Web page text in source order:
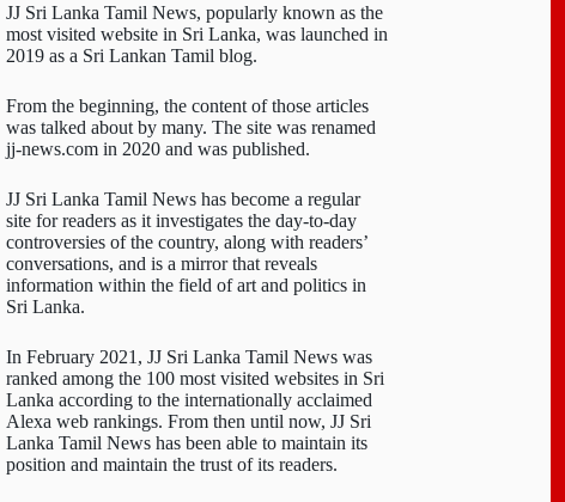
JJ Sri Lanka Tamil News, popularly known as the
most visited website in Sri Lanka, was launched in
2019 as a Sri Lankan Tamil blog.
From the beginning, the content of those articles
was talked about by many. The site was renamed
jj-news.com in 2020 and was published.
JJ Sri Lanka Tamil News has become a regular
site for readers as it investigates the day-to-day
controversies of the country, along with readers’
conversations, and is a mirror that reveals
information within the field of art and politics in
Sri Lanka.
In February 2021, JJ Sri Lanka Tamil News was
ranked among the 100 most visited websites in Sri
Lanka according to the internationally acclaimed
Alexa web rankings. From then until now, JJ Sri
Lanka Tamil News has been able to maintain its
position and maintain the trust of its readers.